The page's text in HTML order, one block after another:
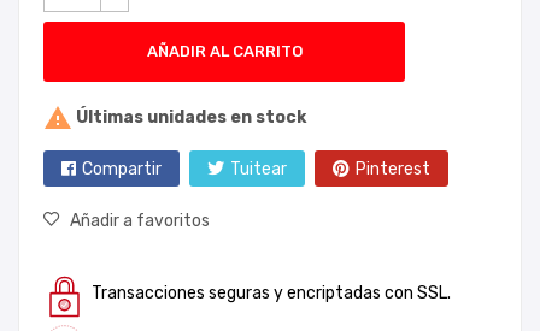
AÑADIR AL CARRITO
 Últimas unidades en stock
Compartir Tuitear Pinterest
Añadir a favoritos
Transacciones seguras y encriptadas con SSL.